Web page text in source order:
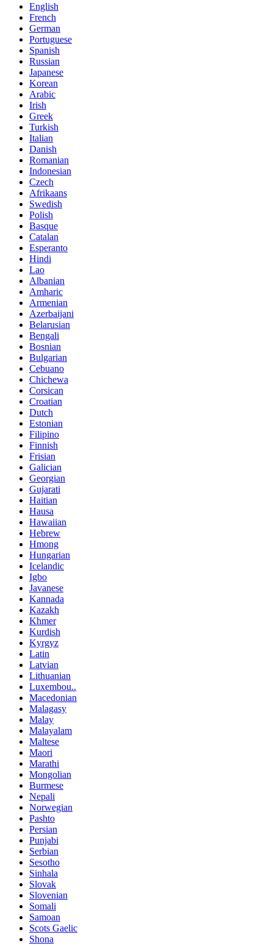
English
French
German
Portuguese
Spanish
Russian
Japanese
Korean
Arabic
Irish
Greek
Turkish
Italian
Danish
Romanian
Indonesian
Czech
Afrikaans
Swedish
Polish
Basque
Catalan
Esperanto
Hindi
Lao
Albanian
Amharic
Armenian
Azerbaijani
Belarusian
Bengali
Bosnian
Bulgarian
Cebuano
Chichewa
Corsican
Croatian
Dutch
Estonian
Filipino
Finnish
Frisian
Galician
Georgian
Gujarati
Haitian
Hausa
Hawaiian
Hebrew
Hmong
Hungarian
Icelandic
Igbo
Javanese
Kannada
Kazakh
Khmer
Kurdish
Kyrgyz
Latin
Latvian
Lithuanian
Luxembou..
Macedonian
Malagasy
Malay
Malayalam
Maltese
Maori
Marathi
Mongolian
Burmese
Nepali
Norwegian
Pashto
Persian
Punjabi
Serbian
Sesotho
Sinhala
Slovak
Slovenian
Somali
Samoan
Scots Gaelic
Shona